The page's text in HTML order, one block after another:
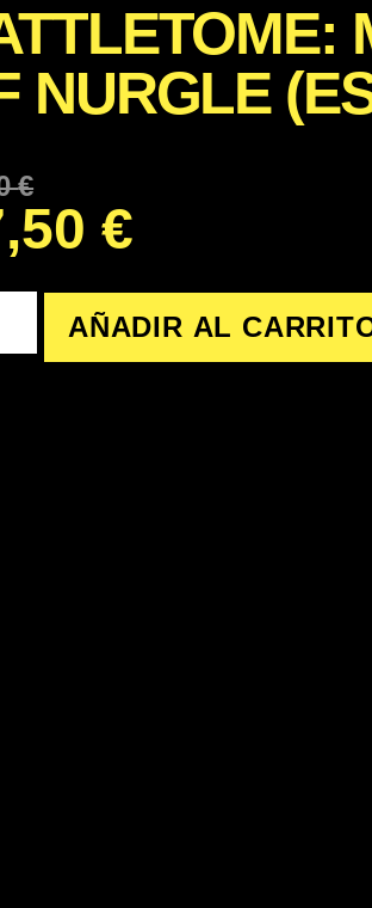
NURGLE
€
€
AÑADIR AL